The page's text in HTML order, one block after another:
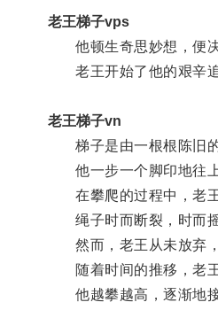
老王梯子vps
他顿生奇思妙想，便决
老王开始了他的艰辛追
老王梯子vn
梯子是由一根根陈旧的
他一步一个脚印地往上
在攀爬的过程中，老王
绳子时而断裂，时而摇
然而，老王从未放弃，
随着时间的推移，老王
他越攀越高，逐渐地接